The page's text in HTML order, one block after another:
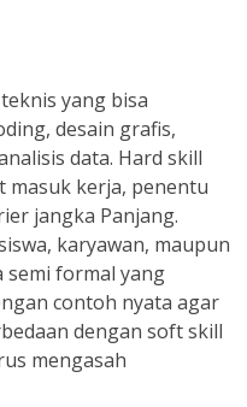
yang bisa
desain grafis,
data. Hard skill
masuk kerja, penentu
jangka Panjang.
karyawan, maupun
semi formal yang
contoh nyata agar
dengan soft skill
mengasah